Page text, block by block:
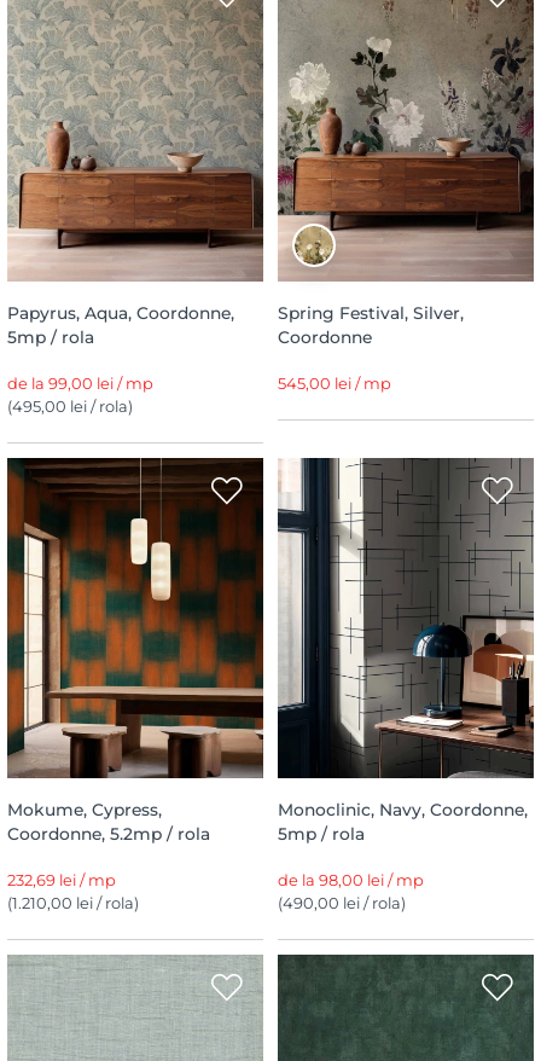
Papyrus, Aqua, Coordonne,
5mp / rola
de la 99,00 lei / mp
(495,00 lei / rola)
Spring Festival, Silver,
Coordonne
545,00 lei / mp
Mokume, Cypress,
Coordonne, 5.2mp / rola
232,69 lei / mp
(1.210,00 lei / rola)
Monoclinic, Navy, Coordonne,
5mp / rola
de la 98,00 lei / mp
(490,00 lei / rola)